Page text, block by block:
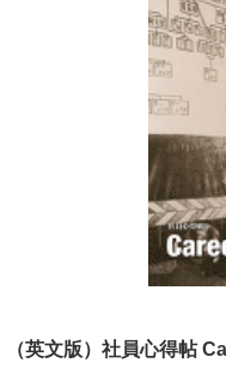
（英文版）社員心得帖